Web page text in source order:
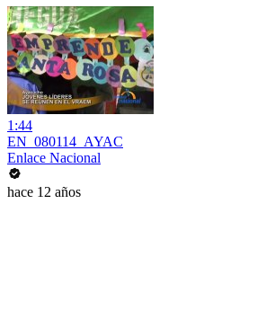
1:44
EN_080114_AYAC
Enlace Nacional
hace 12 años